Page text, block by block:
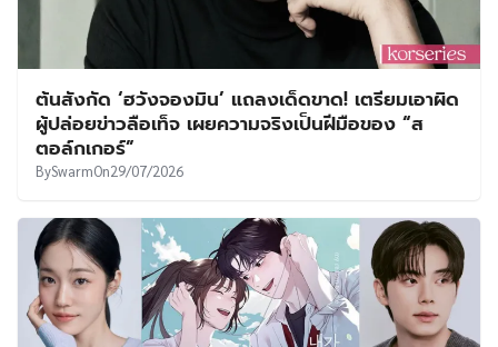
ต้นสังกัด ‘ฮวังจองมิน’ แถลงเด็ดขาด! เตรียมเอาผิด
ผู้ปล่อยข่าวลือเท็จ เผยความจริงเป็นฝีมือของ “ส
ตอล์กเกอร์”
BySwarmOn29/07/2026